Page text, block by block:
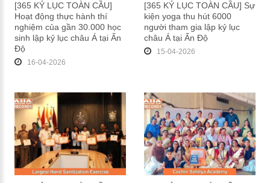
[365 KỶ LỤC TOÀN CẦU]
Hoạt động thực hành thí
nghiệm của gần 30.000 học
sinh lập kỷ lục châu Á tại Ấn
Độ
16-04-2026
[365 KỶ LỤC TOÀN CẦU] Sự
kiện yoga thu hút 6000
người tham gia lập kỷ lục
châu Á tại Ấn Độ
15-04-2026